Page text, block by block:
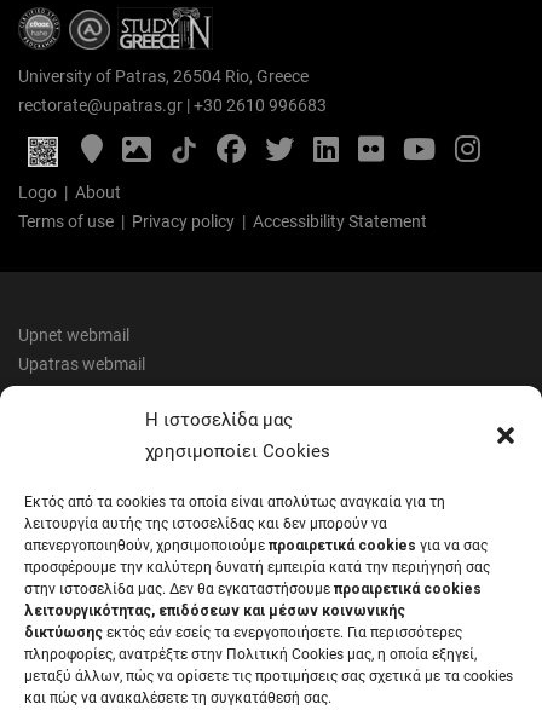
Η ιστοσελίδα μας
χρησιμοποίει Cookies
Εκτός από τα cookies τα οποία είναι απολύτως αναγκαία για τη
λειτουργία αυτής της ιστοσελίδας και δεν μπορούν να
απενεργοποιηθούν, χρησιμοποιούμε προαιρετικά cookies για να σας
προσφέρουμε την καλύτερη δυνατή εμπειρία κατά την περιήγησή σας
στην ιστοσελίδα μας. Δεν θα εγκαταστήσουμε προαιρετικά cookies
λειτουργικότητας, επιδόσεων και μέσων κοινωνικής
δικτύωσης εκτός εάν εσείς τα ενεργοποιήσετε. Για περισσότερες
πληροφορίες, ανατρέξτε στην Πολιτική Cookies μας, η οποία εξηγεί,
μεταξύ άλλων, πώς να ορίσετε τις προτιμήσεις σας σχετικά με τα cookies
και πώς να ανακαλέσετε τη συγκατάθεσή σας.
University of Patras, 26504 Rio, Greece
rectorate@upatras.gr |+30 2610 996683
Google
Maps
Photo
Gallery
FacebookTwitterLinkedIn
FlickrYouTube
Logo | About
Terms of use | Privacy policy | Accessibility Statement
Upnet webmail
Upatras webmail
Academic calendar
Academic identity card
Your Europe
Mental Care
Telephone list
EUNICoast European University